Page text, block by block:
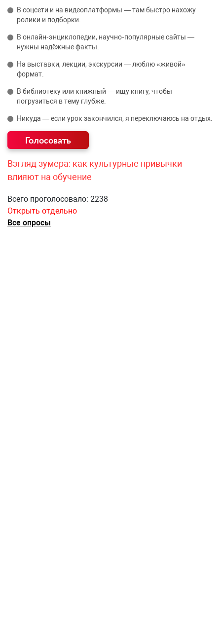
В соцсети и на видеоплатформы — там быстро нахожу
ролики и подборки.
В онлайн‑энциклопедии, научно‑популярные сайты —
нужны надёжные факты.
На выставки, лекции, экскурсии — люблю «живой»
формат.
В библиотеку или книжный — ищу книгу, чтобы
погрузиться в тему глубже.
Никуда — если урок закончился, я переключаюсь на отдых.
Взгляд зумера: как культурные привычки
влияют на обучение
Всего проголосовало: 2238
Открыть отдельно
Все опросы